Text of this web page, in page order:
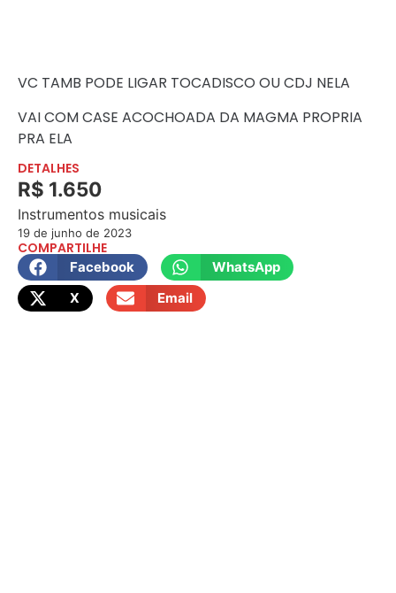
VC TAMB PODE LIGAR TOCADISCO OU CDJ NELA
VAI COM CASE ACOCHOADA DA MAGMA PROPRIA
PRA ELA
DETALHES
R$ 1.650
Instrumentos musicais
19 de junho de 2023
COMPARTILHE
Facebook
WhatsApp
X
Email